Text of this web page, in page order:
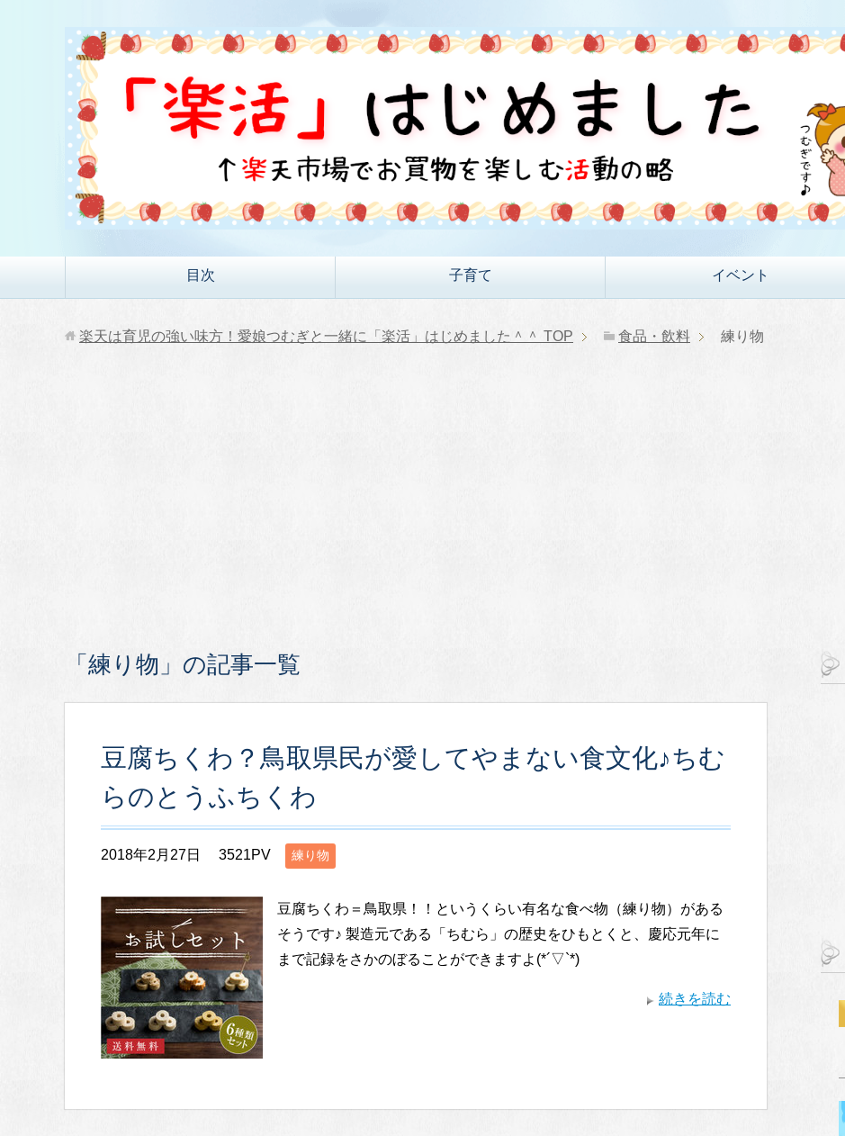
目次 子育て イベント
楽天は育児の強い味方！愛娘つむぎと一緒に「楽活」はじめました＾＾ TOP 食品・飲料 練り物
「練り物」の記事一覧
豆腐ちくわ？鳥取県民が愛してやまない食文化♪ちむ
らのとうふちくわ
2018年2月27日 3521PV 練り物
豆腐ちくわ＝鳥取県！！というくらい有名な食べ物（練り物）がある
そうです♪ 製造元である「ちむら」の歴史をひもとくと、慶応元年に
まで記録をさかのぼることができますよ(*´▽`*)
続きを読む